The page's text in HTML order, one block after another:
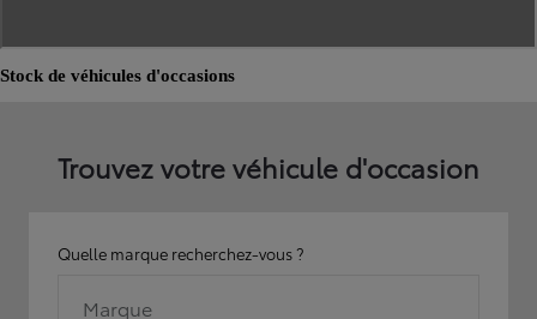
Stock de véhicules d'occasions
Trouvez votre véhicule d'occasion
Quelle marque recherchez-vous ?
Marque